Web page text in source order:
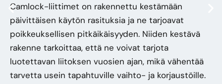
Camlock-liittimet on rakennettu kestämään
päivittäisen käytön rasituksia ja ne tarjoavat
poikkeuksellisen pitkäikäisyyden. Niiden kestävä
rakenne tarkoittaa, että ne voivat tarjota
luotettavan liitoksen vuosien ajan, mikä vähentää
tarvetta usein tapahtuville vaihto- ja korjaustöille.